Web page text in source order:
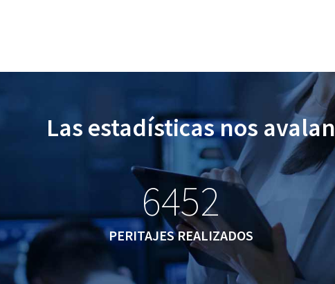
Las estadísticas nos avalan
64526452
PERITAJES REALIZADOS